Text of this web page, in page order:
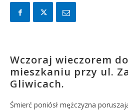
Wczoraj wieczorem
mieszkaniu przy ul.
Gliwicach.
Śmierć poniósł mężczyzna